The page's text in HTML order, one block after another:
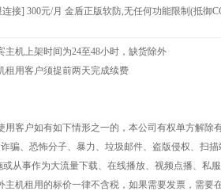
接] 300元/月 金盾正版软防,无任何功能限制(抵御
主机上架时间为24至48小时，缺货除外
租用客户须提前两天完成续费
用客户如有如下情形之一的，本公司有权单方解除
骗、恐怖分子、暴力、垃圾邮件、盗版侵权、扫
从事作为大流量下载、在线播放、视频点播、私
机租用的标价一律不含税，如果需要发票，需要